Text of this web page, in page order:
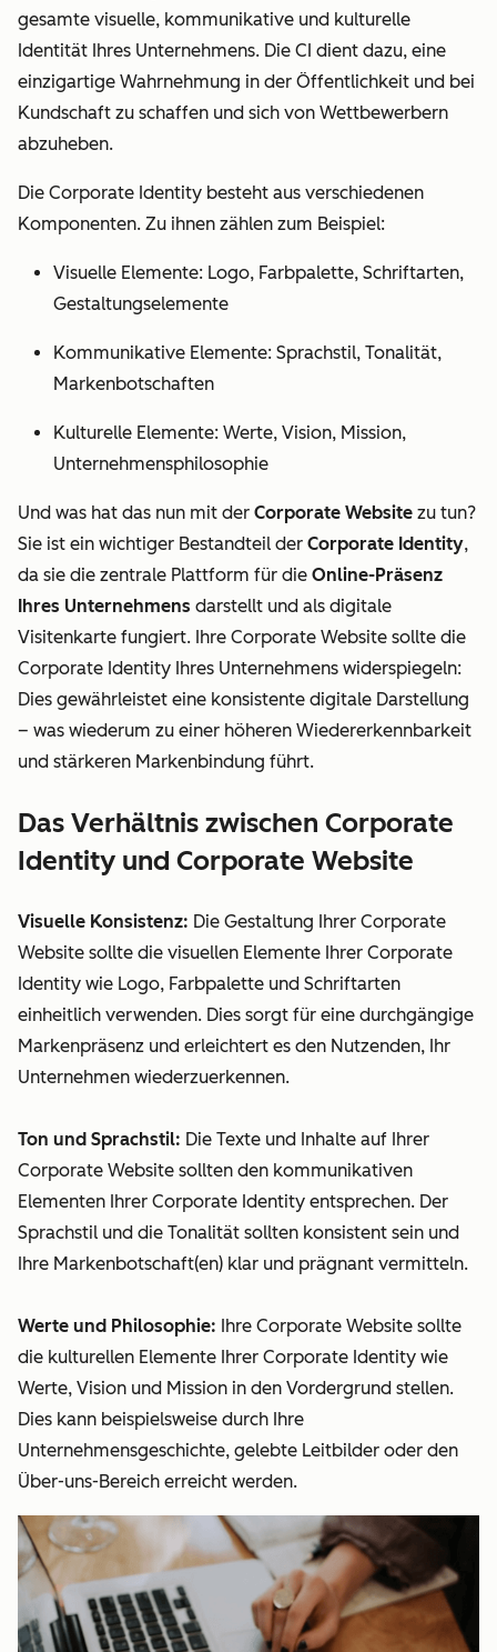
gesamte visuelle, kommunikative und kulturelle
Identität Ihres Unternehmens. Die CI dient dazu, eine
einzigartige Wahrnehmung in der Öffentlichkeit und bei
Kundschaft zu schaffen und sich von Wettbewerbern
abzuheben.
Die Corporate Identity besteht aus verschiedenen
Komponenten. Zu ihnen zählen zum Beispiel:
Visuelle Elemente: Logo, Farbpalette, Schriftarten,
Gestaltungselemente
Kommunikative Elemente: Sprachstil, Tonalität,
Markenbotschaften
Kulturelle Elemente: Werte, Vision, Mission,
Unternehmensphilosophie
Und was hat das nun mit der Corporate Website zu tun?
Sie ist ein wichtiger Bestandteil der Corporate Identity,
da sie die zentrale Plattform für die Online-Präsenz
Ihres Unternehmens darstellt und als digitale
Visitenkarte fungiert. Ihre Corporate Website sollte die
Corporate Identity Ihres Unternehmens widerspiegeln:
Dies gewährleistet eine konsistente digitale Darstellung
– was wiederum zu einer höheren Wiedererkennbarkeit
und stärkeren Markenbindung führt.
Das Verhältnis zwischen Corporate
Identity und Corporate Website
Visuelle Konsistenz: Die Gestaltung Ihrer Corporate
Website sollte die visuellen Elemente Ihrer Corporate
Identity wie Logo, Farbpalette und Schriftarten
einheitlich verwenden. Dies sorgt für eine durchgängige
Markenpräsenz und erleichtert es den Nutzenden, Ihr
Unternehmen wiederzuerkennen.
Ton und Sprachstil: Die Texte und Inhalte auf Ihrer
Corporate Website sollten den kommunikativen
Elementen Ihrer Corporate Identity entsprechen. Der
Sprachstil und die Tonalität sollten konsistent sein und
Ihre Markenbotschaft(en) klar und prägnant vermitteln.
Werte und Philosophie: Ihre Corporate Website sollte
die kulturellen Elemente Ihrer Corporate Identity wie
Werte, Vision und Mission in den Vordergrund stellen.
Dies kann beispielsweise durch Ihre
Unternehmensgeschichte, gelebte Leitbilder oder den
Über-uns-Bereich erreicht werden.